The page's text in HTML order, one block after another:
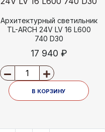
Архитектурный светильник
TL-ARCH 24V LV 16 L600
740 D30
17 940 ₽
В КОРЗИНУ